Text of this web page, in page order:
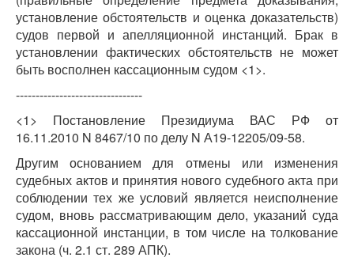
установление обстоятельств и оценка доказательств)
судов первой и апелляционной инстанций. Брак в
установлении фактических обстоятельств не может
быть восполнен кассационным судом <1>.
--------------------------------
<1> Постановление Президиума ВАС РФ от
16.11.2010 N 8467/10 по делу N А19-12205/09-58.
Другим основанием для отмены или изменения
судебных актов и принятия нового судебного акта при
соблюдении тех же условий является неисполнение
судом, вновь рассматривающим дело, указаний суда
кассационной инстанции, в том числе на толкование
закона (ч. 2.1 ст. 289 АПК).